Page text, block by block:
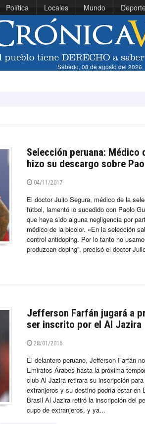
Política Locales Mundo
Sábado, 08 de agosto del 2026
Selección peruana: Médico
hizo su descargo sobre
04/11/2017
El doctor Julio Segura, médico de la
fútbol, lamentó lo sucedido con Paolo
que haya sido alguna negligencia por
médico de la bicolor. «En la selección
control antidoping. Por lo tanto no
produzcan doping”, precisó el doctor
Jefferson Farfán jugará a
ser inscrito por el Al Jazira
28/01/2016
El delantero peruano, Jefferson Farfán
Emiratos Árabes hasta la próxima
club Al Jazira retirara su inscripción
extranjeros y su destino podría estar en
Brasil Al Jazira retiró la inscripción del
cupo de extranjeros, y ya...